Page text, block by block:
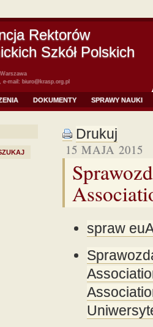
Rektorów
Szkół Polskich
e-mail: biuro@krasp.org.pl
DOKUMENTY SPRAWY NAUKI
Drukuj
15 MAJA 2015
spraw